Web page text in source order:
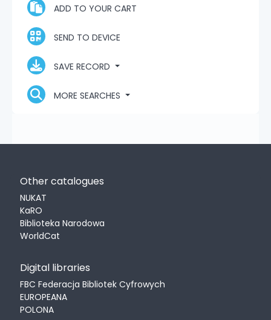
ADD TO YOUR CART
SEND TO DEVICE
SAVE RECORD
MORE SEARCHES
Other catalogues
NUKAT
KaRO
Biblioteka Narodowa
WorldCat
Digital libraries
FBC Federacja Bibliotek Cyfrowych
EUROPEANA
POLONA